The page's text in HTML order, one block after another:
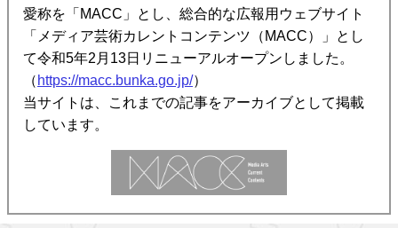
愛称を「MACC」とし、総合的な広報用ウェブサイト
「メディア芸術カレントコンテンツ（MACC）」とし
て令和5年2月13日リニューアルオープンしました。
（ https://macc.bunka.go.jp/）
当サイトは、これまでの記事をアーカイブとして掲載
しています。